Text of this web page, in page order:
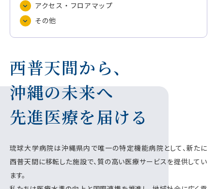
アクセス・フロアマップ
その他
西普天間から、
沖縄の未来へ
先進医療を届ける
琉球大学病院は沖縄県内で唯一の特定機能病院として、新たに
西普天間に移転した施設で、質の高い医療サービスを提供してい
ます。